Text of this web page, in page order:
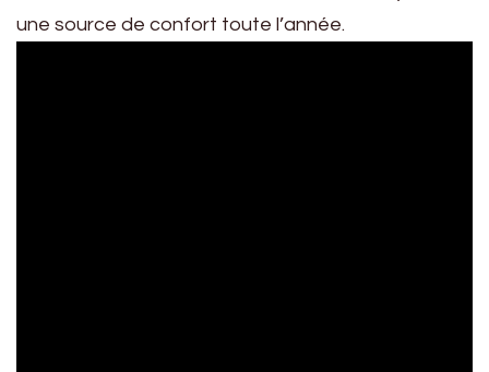
une source de confort toute l’année.